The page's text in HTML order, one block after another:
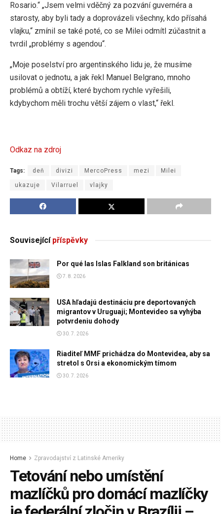
Rosario.“ „Jsem velmi vděčný za pozvání guvernéra a
starosty, aby byli tady a doprovázeli všechny, kdo přísahá
vlajku,“ zmínil se také poté, co se Milei odmítl zúčastnit a
tvrdil „problémy s agendou“.
„Moje poselství pro argentinského lidu je, že musíme
usilovat o jednotu, a jak řekl Manuel Belgrano, mnoho
problémů a obtíží, které bychom rychle vyřešili,
kdybychom měli trochu větší zájem o vlast,“ řekl.
Odkaz na zdroj
Tags: deň divizi MercoPress mezi Milei
ukazuje Vilarruel vlajky
Souvisejícípříspěvky
Por qué las Islas Falkland son británicas
7. 8. 2026
USA hľadajú destináciu pre deportovaných
migrantov v Uruguaji; Montevideo sa vyhýba
potvrdeniu dohody
30. 7. 2026
Riaditeľ MMF prichádza do Montevidea, aby sa
stretol s Orsi a ekonomickým tímom
30. 7. 2026
Home Zpravodajství z Latinské Ameriky
Tetování nebo umístění
mazlíčků pro domácí mazlíčky